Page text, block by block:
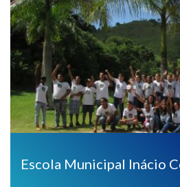
Escola Municipal Inácio